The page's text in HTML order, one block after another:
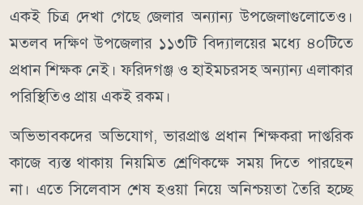
একই চিত্র দেখা গেছে জেলার অন্যান্য উপজেলাগুলোতেও।
মতলব দক্ষিণ উপজেলার ১১৩টি বিদ্যালয়ের মধ্যে ৪০টিতে
প্রধান শিক্ষক নেই। ফরিদগঞ্জ ও হাইমচরসহ অন্যান্য এলাকার
পরিস্থিতিও প্রায় একই রকম।
অভিভাবকদের অভিযোগ, ভারপ্রাপ্ত প্রধান শিক্ষকরা দাপ্তরিক
কাজে ব্যস্ত থাকায় নিয়মিত শ্রেণিকক্ষে সময় দিতে পারছেন
না। এতে সিলেবাস শেষ হওয়া নিয়ে অনিশ্চয়তা তৈরি হচ্ছে